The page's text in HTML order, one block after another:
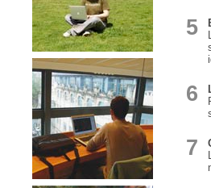
5
6
7